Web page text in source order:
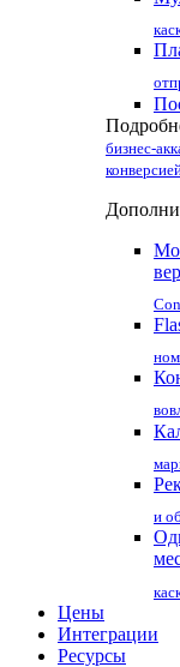
бизнес-
и
Цены
Интеграции
Ресурсы